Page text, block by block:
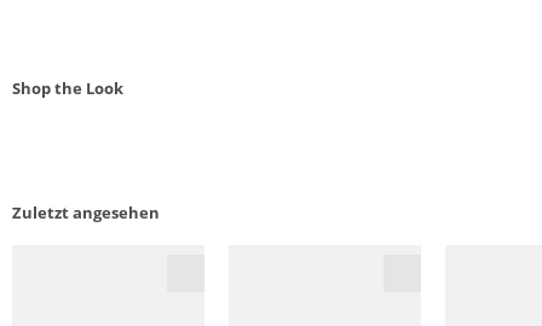
Shop the Look
Zuletzt angesehen